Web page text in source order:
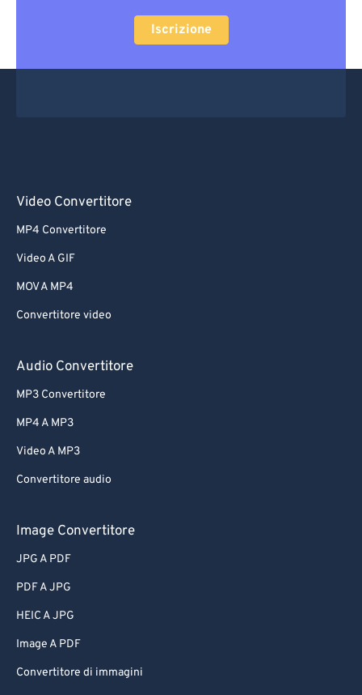
Iscrizione
Video Convertitore
MP4 Convertitore
Video A GIF
MOV A MP4
Convertitore video
Audio Convertitore
MP3 Convertitore
MP4 A MP3
Video A MP3
Convertitore audio
Image Convertitore
JPG A PDF
PDF A JPG
HEIC A JPG
Image A PDF
Convertitore di immagini